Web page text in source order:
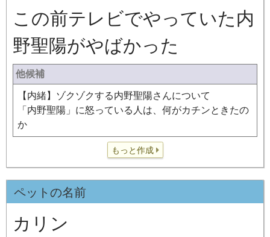
この前テレビでやっていた内
野聖陽がやばかった
他候補
【内緒】ゾクゾクする内野聖陽さんについて
「内野聖陽」に怒っている人は、何がカチンときたの
か
もっと作成
ペットの名前
カリン